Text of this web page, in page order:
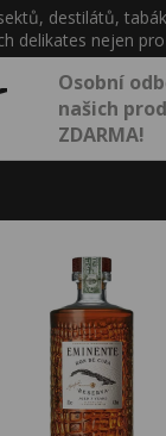
destilátů,
delikates nejen
Osobní
našich
ZDARMA!